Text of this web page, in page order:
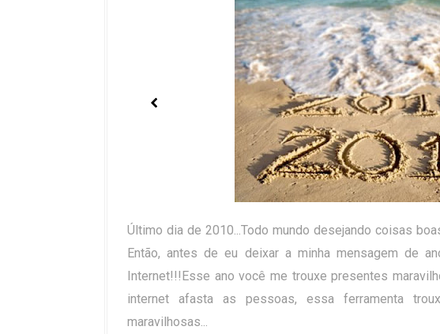
Último dia de 2010...Todo mundo desejando coisas
Então, antes de eu deixar a minha mensagem de
Internet!!!Esse ano você me trouxe presentes
internet afasta as pessoas, essa ferramenta
maravilhosas...